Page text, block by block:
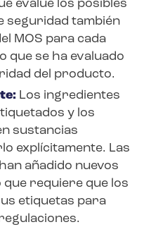
evalúe los posibles
seguridad también
MOS para cada
que se ha evaluado
del producto.
Los ingredientes
y los
sustancias
explícitamente. Las
añadido nuevos
que requiere que los
etiquetas para